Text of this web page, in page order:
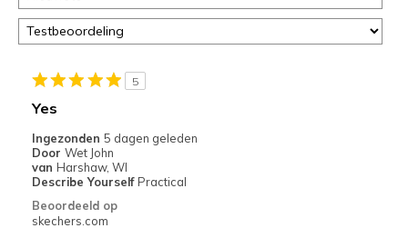
5
Yes
Ingezonden 5 dagen geleden
Door Wet John
van Harshaw, WI
Describe Yourself Practical
Beoordeeld op
skechers.com